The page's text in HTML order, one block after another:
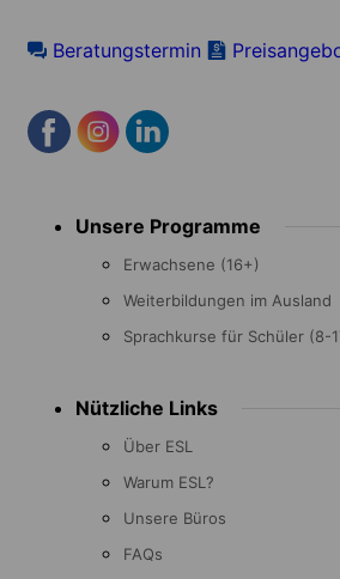
Beratungstermin
menu Unsere Programme
Erwachsene (16+)
Weiterbildungen im Ausland
Sprachkurse für Schüler (8-
Nützliche Links
Über ESL
Warum ESL?
Unsere Büros
FAQs